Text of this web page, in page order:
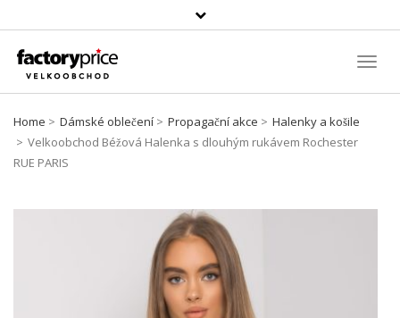
Vyhledávání
Home Dámské oblečení Propagační akce
Halenky a košile
Velkoobchod Béžová Halenka s dlouhým rukávem Rochester
RUE PARIS